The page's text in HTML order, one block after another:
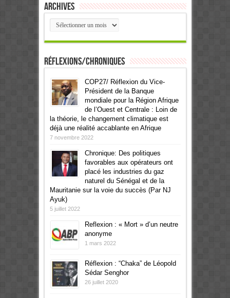
Archives
Archives
Réflexions/Chroniques
COP27/ Réflexion du Vice-
Président de la Banque
mondiale pour la Région Afrique
de l’Ouest et Centrale : Loin de
la théorie, le changement climatique est
déjà une réalité accablante en Afrique
7 novembre 2022
Chronique: Des politiques
favorables aux opérateurs ont
placé les industries du gaz
naturel du Sénégal et de la
Mauritanie sur la voie du succès (Par NJ
Ayuk)
5 juillet 2022
Reflexion : « Mort » d’un neutre
anonyme
1 mars 2022
Réflexion : “Chaka” de Léopold
Sédar Senghor
26 juillet 2020